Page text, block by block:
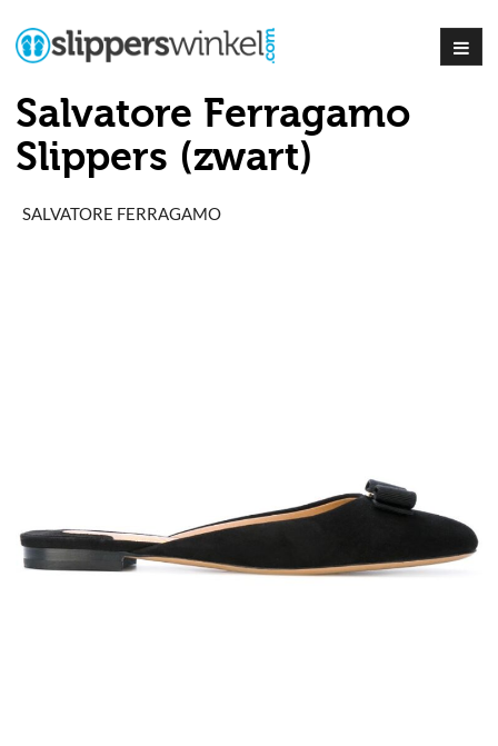
Salvatore Ferragamo
Slippers (zwart)
SALVATORE FERRAGAMO